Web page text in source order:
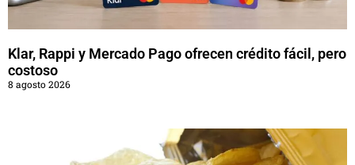
Klar, Rappi y Mercado Pago ofrecen crédito fácil, pero
costoso
8 agosto 2026